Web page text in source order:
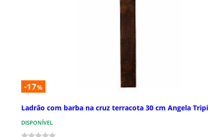
-17%
Ladrão com barba na cruz terracota 30 cm Angela Tripi
DISPONÍVEL